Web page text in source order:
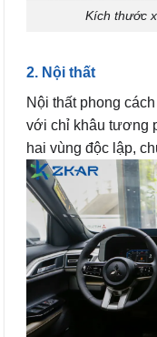
Kích thước
2. Nội thất
Nội thất phong
với chỉ khâu tương
hai vùng độc lập,